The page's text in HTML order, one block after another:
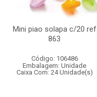
Mini piao solapa c/20 ref
863
Código: 106486
Embalagem: Unidade
Caixa Com: 24 Unidade(s)